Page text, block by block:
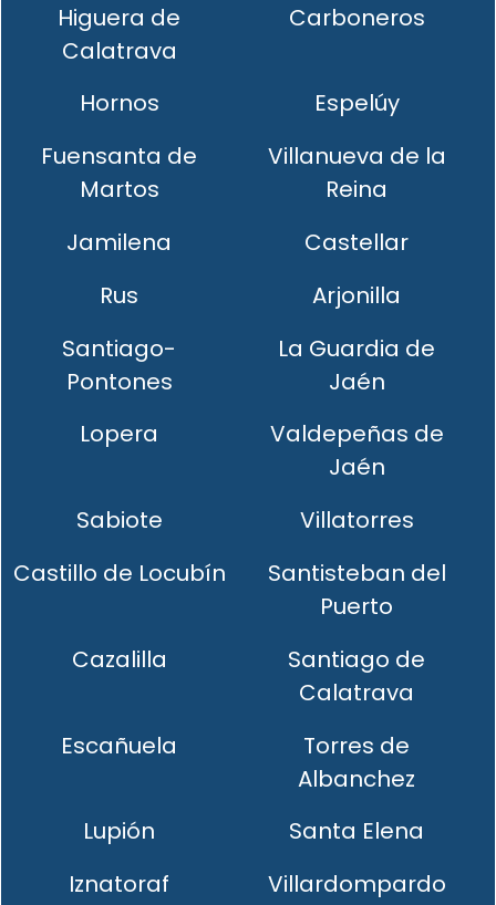
Higuera de
Calatrava
Carboneros
Hornos
Espelúy
Fuensanta de
Martos
Villanueva de la
Reina
Jamilena
Castellar
Rus
Arjonilla
Santiago-
Pontones
La Guardia de
Jaén
Lopera
Valdepeñas de
Jaén
Sabiote
Villatorres
Castillo de Locubín
Santisteban del
Puerto
Cazalilla
Santiago de
Calatrava
Escañuela
Torres de
Albanchez
Lupión
Santa Elena
Iznatoraf
Villardompardo